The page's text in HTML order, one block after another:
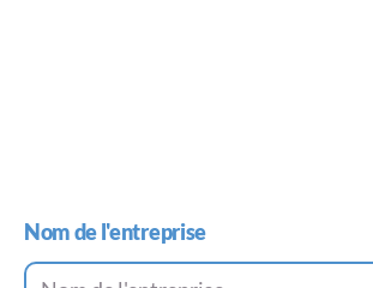
Nom de l'entreprise